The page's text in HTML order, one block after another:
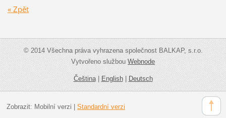
« Zpět
© 2014 Všechna práva vyhrazena společnost BALKAP, s.r.o.
Vytvořeno službouWebnode
Čeština|English|Deutsch
Zobrazit: Mobilní verzi Standardní verzi